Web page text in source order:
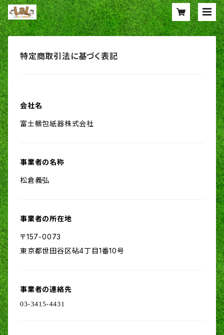
特定商取引法に基づく表記
会社名
富士梱包紙器株式会社
事業者の名称
松倉義弘
事業者の所在地
〒157-0073
東京都世田谷区砧4丁目1番10号
事業者の連絡先